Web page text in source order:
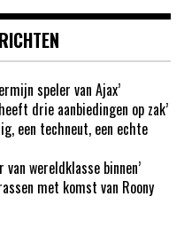
speler van Ajax’
drie aanbiedingen op zak’
een techneut, een echte
wereldklasse binnen’
met komst van Roony